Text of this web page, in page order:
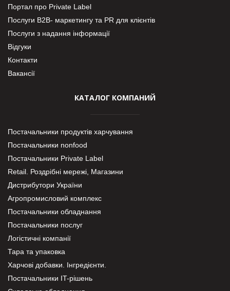
Портал про Private Label
Послуги В2В- маркетингу та PR для клієнтів
Послуги з надання інформації
Відгуки
Контакти
Вакансії
КАТАЛОГ КОМПАНИЙ
Постачальники продуктів харчування
Постачальники nonfood
Постачальники Private Label
Retail. Роздрібні мережі, Магазини
Дистрибутори України
Агропромисловий комплекс
Постачальники обладнання
Постачальники послуг
Логістичні компанії
Тара та упаковка
Харчові добавки. Інгредієнти.
Постачальники IT-рішень